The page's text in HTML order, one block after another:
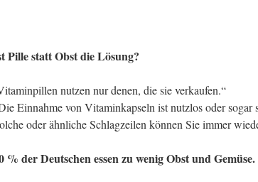
Pille statt Obst die Lösung?
nutzen nur denen, die sie verkaufen.“
Einnahme von Vitaminkapseln ist nutzlos oder sogar
oder ähnliche Schlagzeilen können Sie immer
% der Deutschen essen zu wenig Obst und Gemüse.